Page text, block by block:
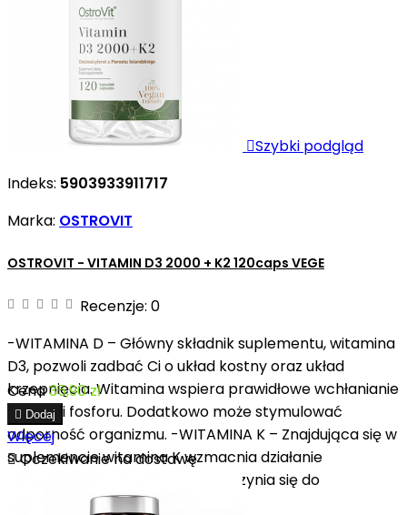
Szybki podgląd
Indeks: 5903933911717
Marka: OSTROVIT
OSTROVIT - VITAMIN D3 2000 + K2 120caps VEGE
Recenzje: 0
-WITAMINA D – Główny składnik suplementu, witamina
D3, pozwoli zadbać Ci o układ kostny oraz układ
krzepnięcia. Witamina wspiera prawidłowe wchłanianie
wapnia i fosforu. Dodatkowo może stymulować
odporność organizmu. -WITAMINA K – Znajdująca się w
suplemencie witamina K wzmacnia działanie
prozdrowotne witaminy D. Przyczynia się do
zapewnienia organizmowi...
Cena35,90 zł
 Dodaj
Więcej
Oczekiwanie na dostawę